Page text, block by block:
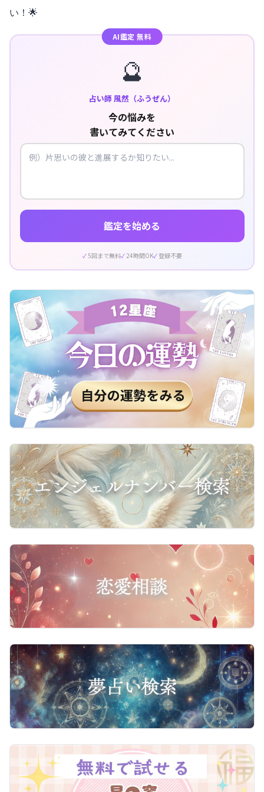
い！🌟
AI鑑定 無料
🔮
占い師 風然（ふうぜん）
今の悩みを
書いてみてください
鑑定を始める
5回まで無料 24時間OK 登録不要